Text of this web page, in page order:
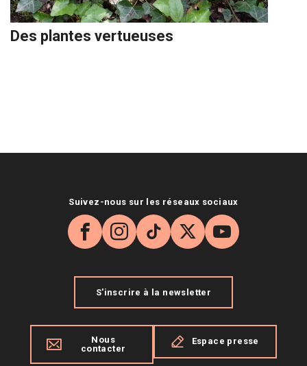
Des plantes vertueuses
Suivez-nous sur les réseaux sociaux
Facebook
Instagram
TikTok
X YouTube
S'inscrire à la newsletter
Nous
contacter
Espace presse